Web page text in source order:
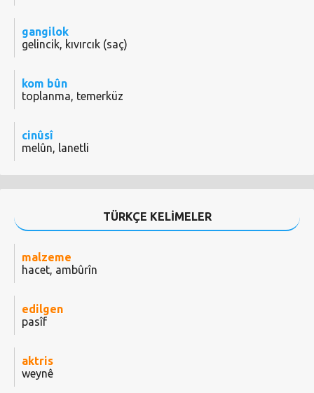
gangilok
gelincik, kıvırcık (saç)
kom bûn
toplanma, temerküz
cinûsî
melûn, lanetli
TÜRKÇE KELİMELER
malzeme
hacet, ambûrîn
edilgen
pasîf
aktris
weynê